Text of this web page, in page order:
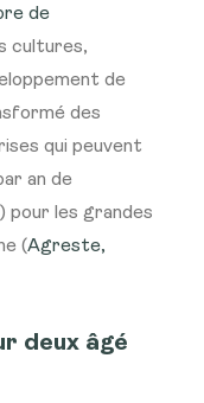
de
cultures,
de
des
qui peuvent
an de
pour les grandes
(Agreste,
deux âgé